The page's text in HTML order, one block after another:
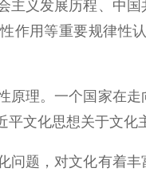
义发展历程、中国
作用等重要规律性
理。一个国家在走
文化思想关于文化
题，对文化有着丰